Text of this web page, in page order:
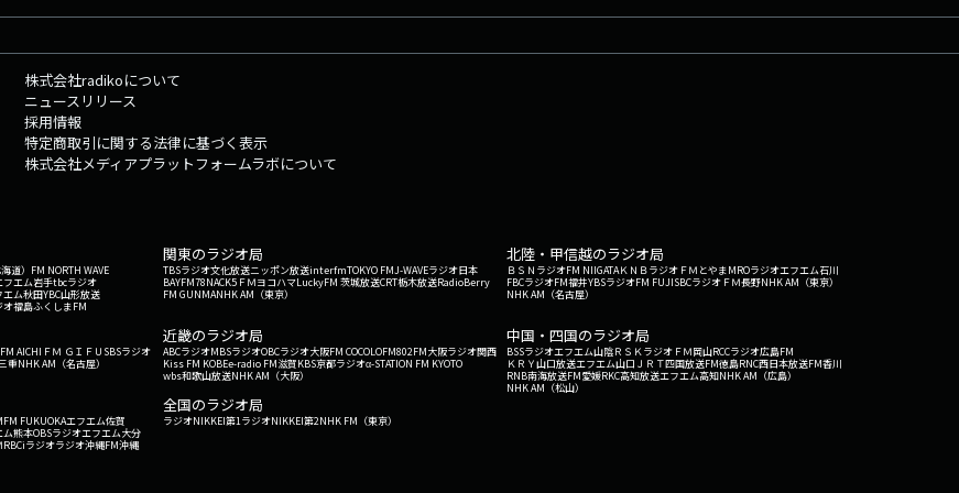
株式会社radikoについて
ニュースリリース
採用情報
特定商取引に関する法律に基づく表示
株式会社メディアプラットフォームラボについて
道） FM NORTH WAVE
フエム岩手tbcラジオ
エム秋田YBC山形放送
オ福島ふくしまFM
関東のラジオ局
TBSラジオ文化放送ニッポン放送interfmTOKYO FMJ-WAVEラジオ日本
BAYFM78NACK5 ＦＭヨコハマLuckyFM 茨城放送CRT栃木放送RadioBerry
FM GUNMANHK AM（東京）
北陸・甲信越のラジオ局
ＢＳＮラジオFM NIIGATAＫＮＢラジオ ＦＭとやまMROラジオエフエム石川
FBCラジオFM福井YBSラジオFM FUJISBCラジオ ＦＭ長野NHK AM（東京）
NHK AM（名古屋）
FM AICHI ＦＭ ＧＩＦＵ SBSラジオ
重NHK AM（名古屋）
近畿のラジオ局
ABCラジオMBSラジオOBCラジオ大阪FM COCOLOFM802FM大阪ラジオ関西
Kiss FM KOBEe-radio FM滋賀KBS京都ラジオα-STATION FM KYOTO
wbs和歌山放送NHK AM（大阪）
中国・四国のラジオ局
BSSラジオエフエム山陰ＲＳＫラジオ ＦＭ岡山RCCラジオ広島FM
ＫＲＹ山口放送エフエム山口 ＪＲＴ四国放送FM徳島RNC西日本放送FM香川
RNB南海放送FM愛媛RKC高知放送エフエム高知NHK AM（広島）
NHK AM（松山）
FM FUKUOKAエフエム佐賀
ム熊本OBSラジオエフエム大分
RBCiラジオラジオ沖縄FM沖縄
全国のラジオ局
ラジオNIKKEI第1ラジオNIKKEI第2NHK FM（東京）